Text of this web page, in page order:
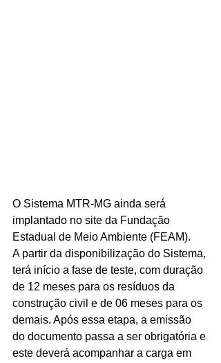
O Sistema MTR-MG ainda será
implantado no site da Fundação
Estadual de Meio Ambiente (FEAM).
A partir da disponibilização do Sistema,
terá início a fase de teste, com duração
de 12 meses para os resíduos da
construção civil e de 06 meses para os
demais. Após essa etapa, a emissão
do documento passa a ser obrigatória e
este deverá acompanhar a carga em